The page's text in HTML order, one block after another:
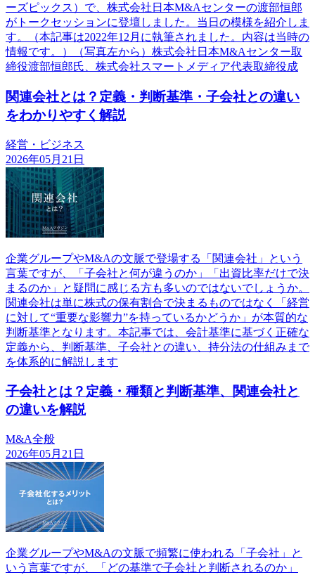
ーズピックス）で、株式会社日本M&Aセンターの渡部恒郎
がトークセッションに登壇しました。当日の模様を紹介しま
す。（本記事は2022年12月に執筆されました。内容は当時の
情報です。）（写真左から）株式会社日本M&Aセンター取
締役渡部恒郎氏、株式会社スマートメディア代表取締役成
関連会社とは？定義・判断基準・子会社との違い
をわかりやすく解説
経営・ビジネス
2026年05月21日
企業グループやM&Aの文脈で登場する「関連会社」という
言葉ですが、「子会社と何が違うのか」「出資比率だけで決
まるのか」と疑問に感じる方も多いのではないでしょうか。
関連会社は単に株式の保有割合で決まるものではなく「経営
に対して“重要な影響力”を持っているかどうか」が本質的な
判断基準となります。本記事では、会計基準に基づく正確な
定義から、判断基準、子会社との違い、持分法の仕組みまで
を体系的に解説します
子会社とは？定義・種類と判断基準、関連会社と
の違いを解説
M&A全般
2026年05月21日
企業グループやM&Aの文脈で頻繁に使われる「子会社」と
いう言葉ですが、「どの基準で子会社と判断されるのか」